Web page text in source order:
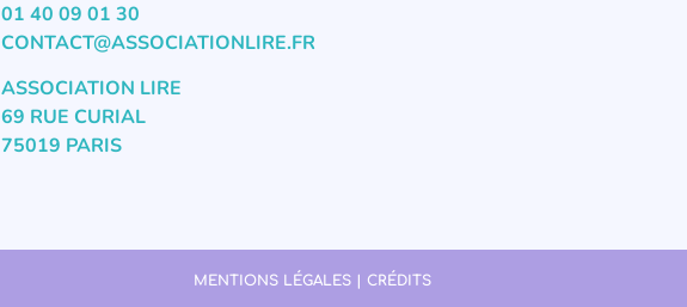
01 40 09 01 30
CONTACT@ASSOCIATIONLIRE.FR
ASSOCIATION LIRE
69 RUE CURIAL
75019 PARIS
MENTIONS LÉGALES | CRÉDITS